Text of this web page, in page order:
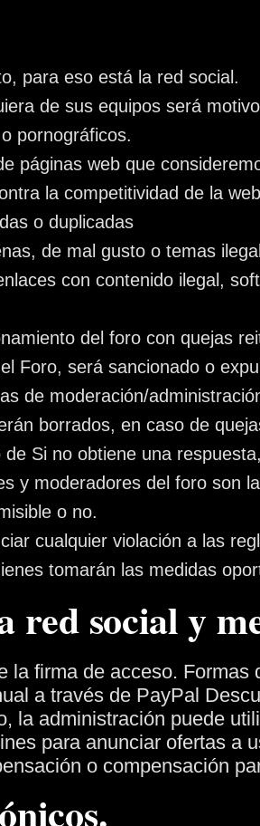
para eso está la red social.
de sus equipos será
pornográficos.
páginas web que
la competitividad de la
o duplicadas
de mal gusto o temas
con contenido ilegal,
del foro con quejas
Foro, será sancionado o
de moderación/
borrados, en caso de
Si no obtiene una
y moderadores del foro son
o no.
cualquier violación a las
tomarán las medidas
red social y
la firma de acceso. Formas
a través de PayPal
la administración puede
para anunciar ofertas a
o compensación